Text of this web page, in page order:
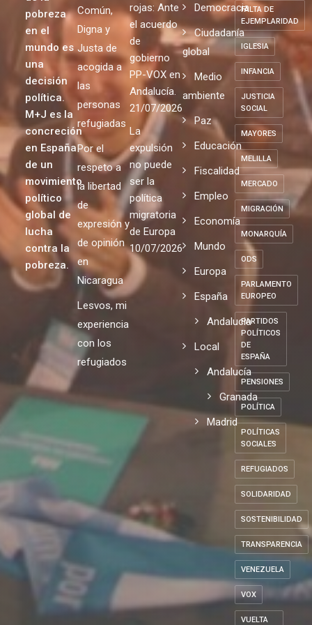
pobreza
en el
mundo es
una
decisión
política.
M+J es la
concreción
en España
de un
movimiento
político
global de
lucha
contra la
pobreza.
Común,
Digna y
Justa de
acogida a
las
personas
refugiadas
Por el
respeto a
la libertad
de
expresión y
de opinión
en
Nicaragua
Lesvos, mi
experiencia
con los
refugiados
rojas: Ante
el acuerdo
de
gobierno
PP-VOX en
Andalucía.
21/07/2026
La
expulsión
no puede
ser la
política
migratoria
de Europa
10/07/2026
Democracia
Ciudadanía
global
Medio
ambiente
Paz
Educación
Fiscalidad
Empleo
Economía
Mundo
Europa
España
Andalucia
Local
Andalucía
Granada
Madrid
FALTA DE
EJEMPLARIDAD
IGLESIA
INFANCIA
JUSTICIA
SOCIAL
MAYORES
MELILLA
MERCADO
MIGRACIÓN
MONARQUÍA
ODS
PARLAMENTO
EUROPEO
PARTIDOS
POLÍTICOS
DE
ESPAÑA
PENSIONES
POLÍTICA
POLÍTICAS
SOCIALES
REFUGIADOS
SOLIDARIDAD
SOSTENIBILIDAD
TRANSPARENCIA
VENEZUELA
VOX
VUELTA